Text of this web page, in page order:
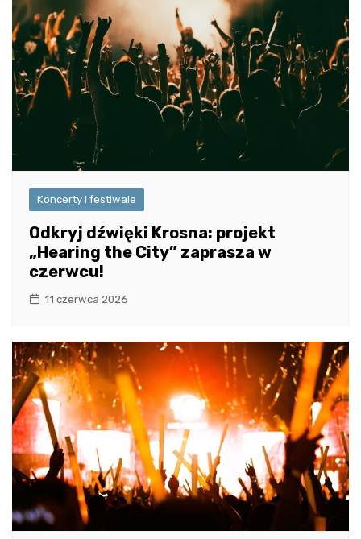
Koncerty i festiwale
Odkryj dźwięki Krosna: projekt
„Hearing the City” zaprasza w
czerwcu!
11 czerwca 2026